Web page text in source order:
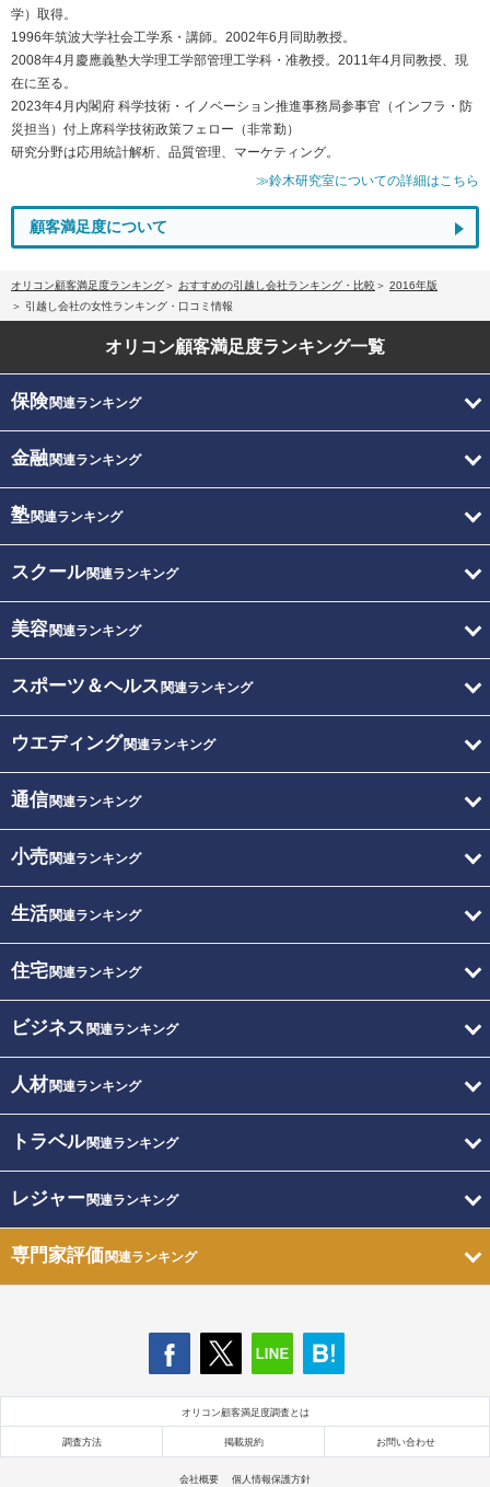
学）取得。
1996年筑波大学社会工学系・講師。2002年6月同助教授。
2008年4月慶應義塾大学理工学部管理工学科・准教授。2011年4月同教授、現
在に至る。
2023年4月内閣府 科学技術・イノベーション推進事務局参事官（インフラ・防
災担当）付上席科学技術政策フェロー（非常勤）
研究分野は応用統計解析、品質管理、マーケティング。
≫鈴木研究室についての詳細はこちら
顧客満足度について
オリコン顧客満足度ランキング おすすめの引越し会社ランキング・比較
2016年版
引越し会社の女性ランキング・口コミ情報
オリコン顧客満足度ランキング一覧
保険関連ランキング
金融関連ランキング
塾関連ランキング
スクール関連ランキング
美容関連ランキング
スポーツ＆ヘルス 関連ランキング
ウエディング関連ランキング
通信関連ランキング
小売関連ランキング
生活関連ランキング
住宅関連ランキング
ビジネス 関連ランキング
人材関連ランキング
トラベル関連ランキング
レジャー関連ランキング
専門家評価関連ランキング
オリコン顧客満足度調査とは
調査方法 掲載規約 お問い合わせ
会社概要 個人情報保護方針